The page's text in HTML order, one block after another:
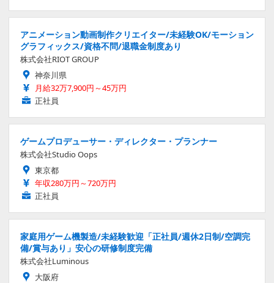
アニメーション動画制作クリエイター/未経験OK/モーション
グラフィックス/資格不問/退職金制度あり
株式会社RIOT GROUP
神奈川県
月給32万7,900円～45万円
正社員
ゲームプロデューサー・ディレクター・プランナー
株式会社Studio Oops
東京都
年収280万円～720万円
正社員
家庭用ゲーム機製造/未経験歓迎「正社員/週休2日制/空調完
備/賞与あり」安心の研修制度完備
株式会社Luminous
大阪府